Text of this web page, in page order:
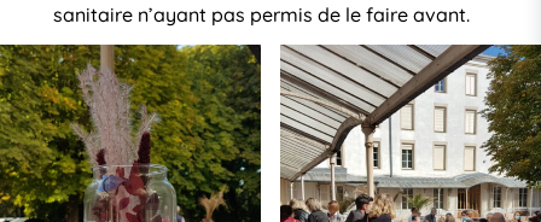
sanitaire n’ayant pas permis de le faire avant.